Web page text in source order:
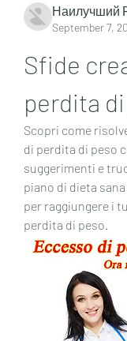
Наилучший
September 7,
Sfide
perdita
Scopri come
di perdita di peso
suggerimenti e
piano di dieta
per raggiungere i
perdita di peso.